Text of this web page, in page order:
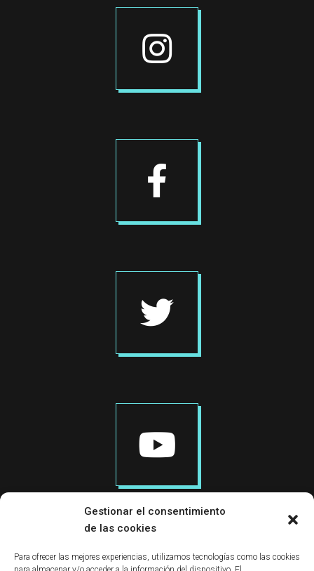
Gestionar el consentimiento
de las cookies
Para ofrecer las mejores experiencias, utilizamos tecnologías como las cookies
PONTE EN CONTACTO